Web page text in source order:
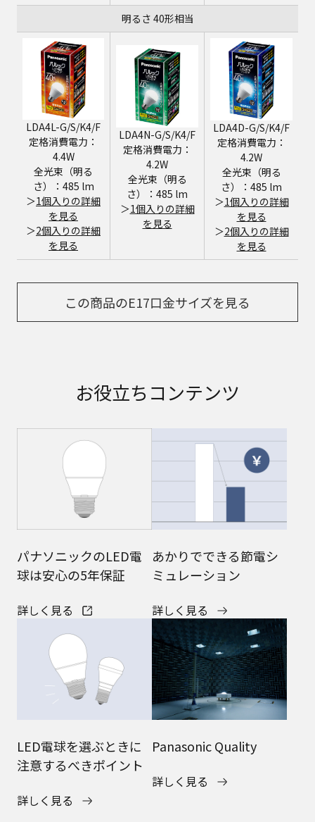
明るさ 40形相当
LDA4L-G/S/K4/F
定格消費電力：
4.4W
全光束（明る
さ）：485 lm
＞1個入りの詳細
を見る
＞2個入りの詳細
を見る
LDA4N-G/S/K4/F
定格消費電力：
4.2W
全光束（明る
さ）：485 lm
＞1個入りの詳細
を見る
LDA4D-G/S/K4/F
定格消費電力：
4.2W
全光束（明る
さ）：485 lm
＞1個入りの詳細
を見る
＞2個入りの詳細
を見る
この商品のE17口金サイズを見る
お役立ちコンテンツ
パナソニックのLED電
球は安心の5年保証
詳しく見る
あかりでできる節電シ
ミュレーション
詳しく見る
LED電球を選ぶときに
注意するべきポイント
詳しく見る
Panasonic Quality
詳しく見る